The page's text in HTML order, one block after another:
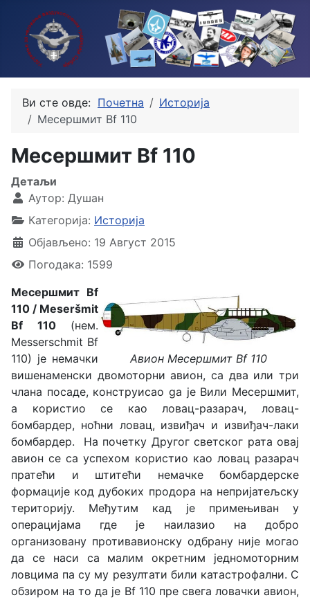
Ви сте овде: Почетна
Историја
Месершмит Bf 110
Месершмит Bf 110
Детаљи
Аутор: Душан
Категорија: Историја
Објављено: 19 Август 2015
Погодака: 1599
Авион Месершмит Bf 110
Месершмит Bf
110 / Meseršmit
Bf 110(нем.
Messerschmit Bf
110) је немачки
вишенаменски двомоторни авион, са два или три
члана посаде, конструисаo ga je Вили Месершмит,
а користио се као ловац-разарач, ловац-
бомбардер, ноћни ловац, извиђач и извиђач-лаки
бомбардер. На почетку Другог светског рата овај
авион се са успехом користио као ловац разарач
пратећи и штитећи немачке бомбардерске
формације код дубоких продора на непријатељску
територију. Међутим кад је примењиван у
операцијама где је наилазио на добро
организовану противавионску одбрану није могао
да се наси са малим окретним једномоторним
ловцима па су му резултати били катастрофални. С
обзиром на то да је Bf 110 пре свега ловачки авион,